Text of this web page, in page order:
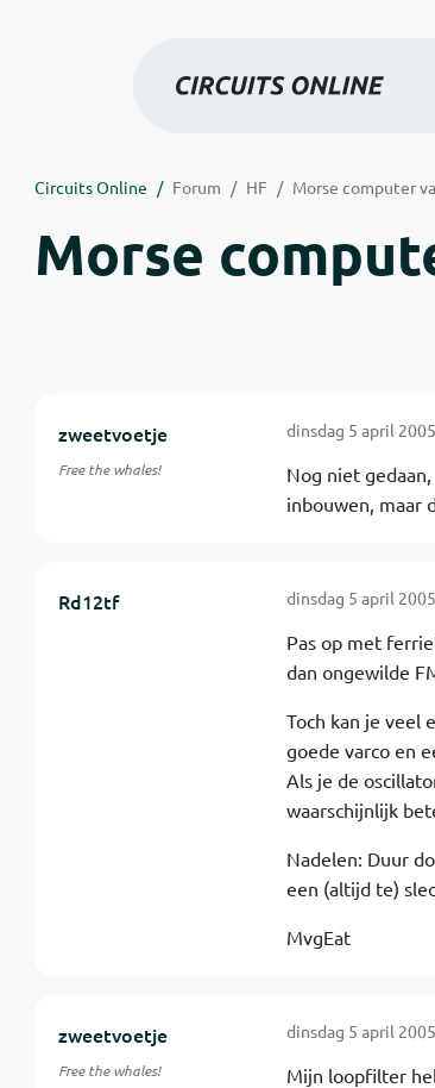
Circuits Online Forum HF Morse computer
Morse
zweetvoetje
Free the whales!
dinsdag 5 april
Nog niet
inbouwen, maar
Rd12tf dinsdag 5 april
Pas op met
dan ongewilde
Toch kan je veel
goede varco en
Als je de
waarschijnlijk
Nadelen: Duur
een (altijd te)
MvgEat
zweetvoetje
Free the whales!
dinsdag 5 april
Mijn loopfilter